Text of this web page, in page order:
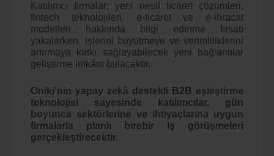
Katılımcı firmalar; yeni nesil ticaret çözümleri,
fintech teknolojileri, e-ticaret ve e-ihracat
modelleri hakkında bilgi edinme fırsatı
yakalarken, işlerini büyütmeye ve verimliliklerini
artırmaya katkı sağlayabilecek yeni bağlantılar
geliştirme imkânı bulacaktır.
Oniki’nin yapay zekâ destekli B2B eşleştirme
teknolojisi sayesinde katılımcılar, gün
boyunca sektörlerine ve ihtiyaçlarına uygun
firmalarla planlı birebir iş görüşmeleri
gerçekleştirecektir.